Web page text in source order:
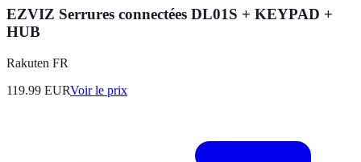
EZVIZ Serrures connectées DL01S + KEYPAD +
HUB
Rakuten FR
119.99 EURVoir le prix